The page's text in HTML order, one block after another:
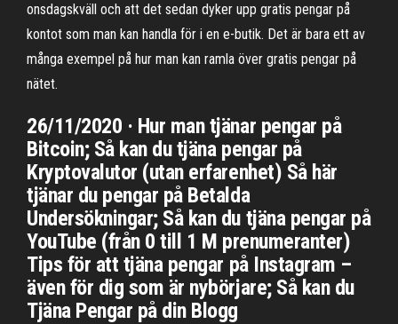
onsdagskväll och att det sedan dyker upp gratis pengar på
kontot som man kan handla för i en e-butik. Det är bara ett av
många exempel på hur man kan ramla över gratis pengar på
nätet.
26/11/2020 · Hur man tjänar pengar på
Bitcoin; Så kan du tjäna pengar på
Kryptovalutor (utan erfarenhet) Så här
tjänar du pengar på Betalda
Undersökningar; Så kan du tjäna pengar på
YouTube (från 0 till 1 M prenumeranter)
Tips för att tjäna pengar på Instagram –
även för dig som är nybörjare; Så kan du
Tjäna Pengar på din Blogg